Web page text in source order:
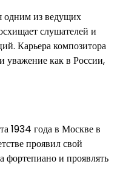
одним из ведущих
слушателей и
Карьера композитора
уважение как в России,
1934 года в Москве в
проявил свой
фортепиано и проявлять